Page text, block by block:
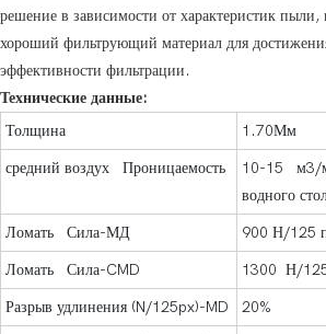
решение в зависимости от характеристик пыли,
хороший фильтрующий материал для
эффективности фильтрации.
Технические данные:
Толщина
1.70Мм
средний воздух Проницаемость
10-15 м3/
водного
Ломать Сила-МД
900 Н/125
Ломать Сила-CMD
1300 Н/
Разрыв удлинения (N/125px)-MD
20%